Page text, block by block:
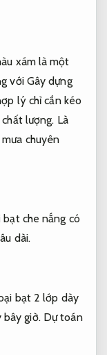
xám là một
với Gây dựng
lý chỉ cần kéo
lượng. Là
chuyên
bạt che nắng có
dài.
bạt 2 lớp dày
bây giờ. Dự toán